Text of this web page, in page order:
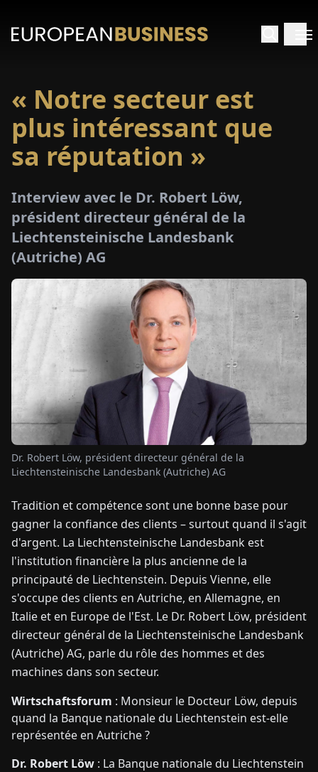
ENDEFRESITNLPLHU
CONTACTEZ-
NOUS
« Notre secteur est
plus intéressant que
sa réputation »
Interview avec le Dr. Robert Löw,
président directeur général de la
Liechtensteinische Landesbank
(Autriche) AG
Dr. Robert Löw, président directeur général de la
Liechtensteinische Landesbank (Autriche) AG
Tradition et compétence sont une bonne base pour
gagner la confiance des clients – surtout quand il s'agit
d'argent. La Liechtensteinische Landesbank est
l'institution financière la plus ancienne de la
principauté de Liechtenstein. Depuis Vienne, elle
s'occupe des clients en Autriche, en Allemagne, en
Italie et en Europe de l'Est. Le Dr. Robert Löw, président
directeur général de la Liechtensteinische Landesbank
(Autriche) AG, parle du rôle des hommes et des
machines dans son secteur.
Wirtschaftsforum : Monsieur le Docteur Löw, depuis
quand la Banque nationale du Liechtenstein est-elle
représentée en Autriche ?
Dr. Robert Löw : La Banque nationale du Liechtenstein